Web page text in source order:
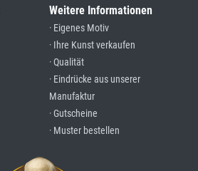
Weitere Informationen
· Eigenes Motiv
· Ihre Kunst verkaufen
· Qualität
· Eindrücke aus unserer
Manufaktur
· Gutscheine
· Muster bestellen